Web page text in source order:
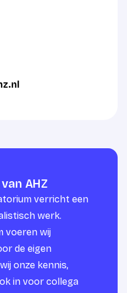
AHZ
verricht een
werk.
voeren wij
de eigen
onze kennis,
in voor collega